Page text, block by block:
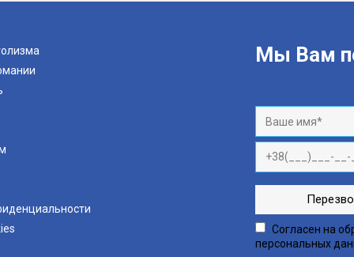
Мы Вам
Согласен на
персональных